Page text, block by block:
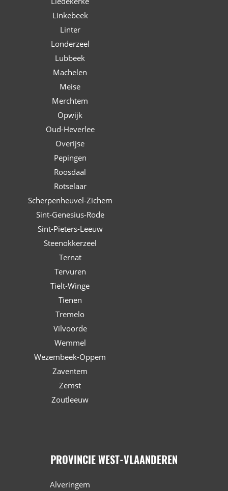
Linkebeek
Linter
Londerzeel
Lubbeek
Machelen
Meise
Merchtem
Opwijk
Oud-Heverlee
Overijse
Pepingen
Roosdaal
Rotselaar
Scherpenheuvel-Zichem
Sint-Genesius-Rode
Sint-Pieters-Leeuw
Steenokkerzeel
Ternat
Tervuren
Tielt-Winge
Tienen
Tremelo
Vilvoorde
Wemmel
Wezembeek-Oppem
Zaventem
Zemst
Zoutleeuw
PROVINCIE WEST-VLAANDEREN
Alveringem